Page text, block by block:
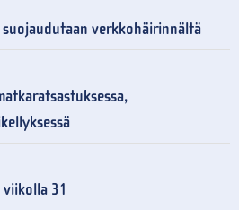
suojaudutaan verkkohäirinnältä
viikolla 31